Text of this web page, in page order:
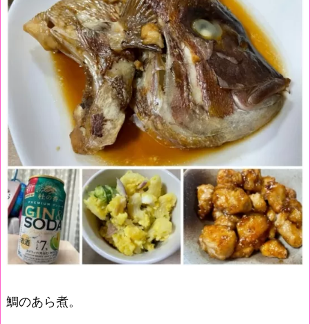
鯛のあら煮。